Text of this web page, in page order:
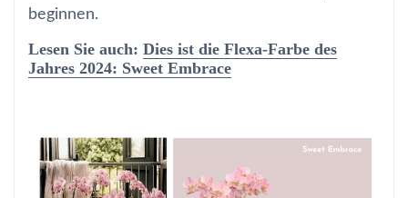
beginnen.
Lesen Sie auch: Dies ist die Flexa-Farbe des
Jahres 2024: Sweet Embrace